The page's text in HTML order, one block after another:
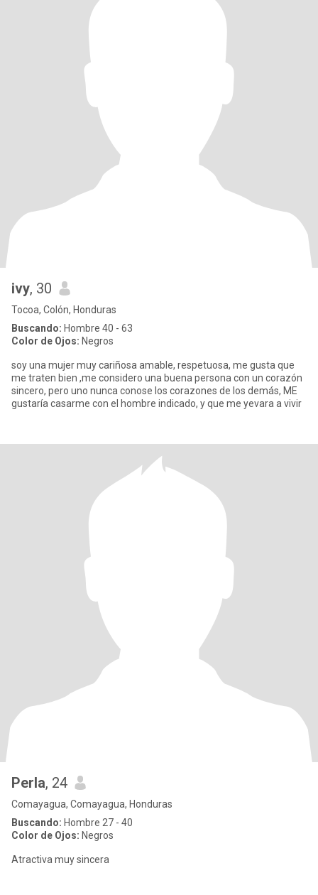
ivy, 30
Tocoa, Colón, Honduras
Buscando: Hombre 40 - 63
Color de Ojos: Negros
soy una mujer muy cariñosa amable, respetuosa, me gusta que
me traten bien ,me considero una buena persona con un corazón
sincero, pero uno nunca conose los corazones de los demás, ME
gustaría casarme con el hombre indicado, y que me yevara a vivir
Perla, 24
Comayagua, Comayagua, Honduras
Buscando: Hombre 27 - 40
Color de Ojos: Negros
Atractiva muy sincera